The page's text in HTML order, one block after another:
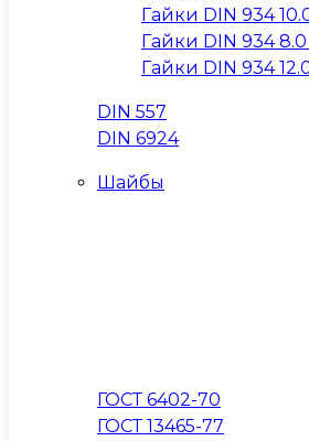
Гайки DIN 934
Гайки DIN 934
Гайки DIN 934
DIN 557
DIN 6924
Шайбы
ГОСТ 6402-70
ГОСТ 13465-77